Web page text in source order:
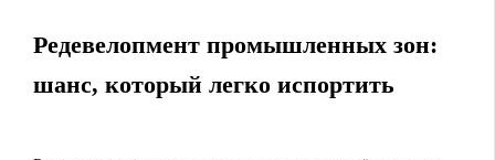
Редевелопмент промышленных зон:
шанс, который легко испортить